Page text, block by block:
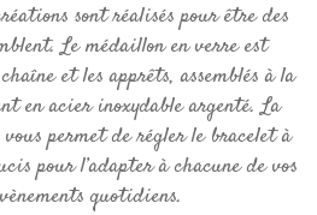
sont réalisés pour être des
Le médaillon en verre est
et les apprêts, assemblés à la
en acier inoxydable argenté. La
permet de régler le bracelet à
pour l’adapter à chacune de vos
quotidiens.